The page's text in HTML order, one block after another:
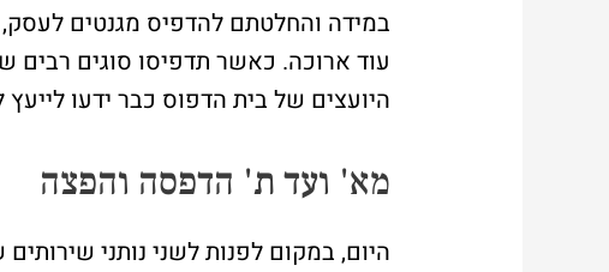
במידה והחלטתם להדפיס מגנטים
עוד ארוכה. כאשר תדפיסו סוגים רבים
היועצים של בית הדפוס כבר ידעו
מא' ועד ת' הדפסה והפצה
היום, במקום לפנות לשני נותני